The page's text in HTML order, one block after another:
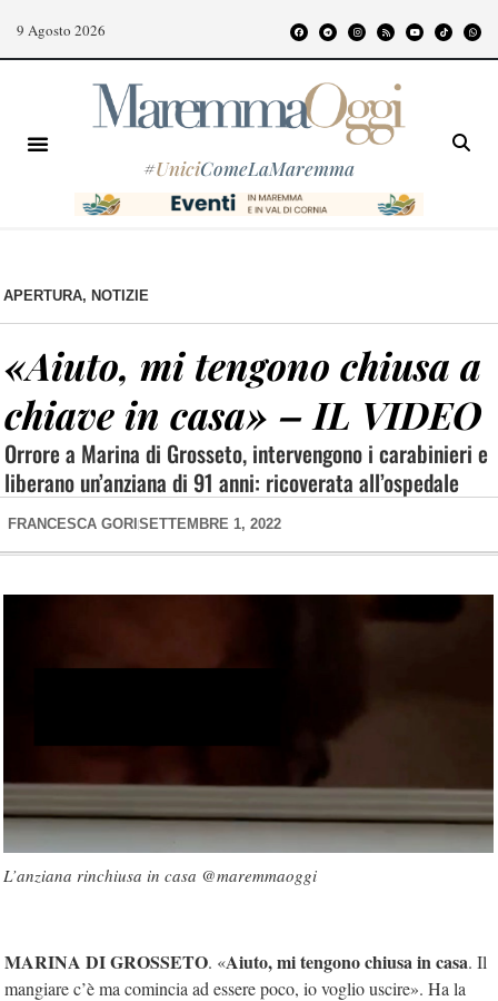
9 Agosto 2026
#UniciComeLaMaremma
APERTURA, NOTIZIE
«Aiuto, mi tengono chiusa a
chiave in casa» – IL VIDEO
Orrore a Marina di Grosseto, intervengono i carabinieri e
liberano un’anziana di 91 anni: ricoverata all’ospedale
FRANCESCA GORI SETTEMBRE 1, 2022
L’anziana rinchiusa in casa @maremmaoggi
MARINA DI GROSSETO. «Aiuto, mi tengono chiusa in casa. Il
mangiare c’è ma comincia ad essere poco, io voglio uscire». Ha la